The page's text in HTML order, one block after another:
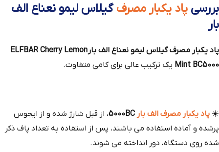
بررسی پاد یکبار مصرفگیلاس لیمو نعناع الف
بار
پاد یکبار مصرف گیلاس لیمو نعناع الف بار ELFBAR Cherry Lemon
Mint BC5000 یک ترکیب عالی برای کامی متفاوت.
☀️ پاد یکبار مصرف الف بار
، از قبل شارژ شده و از ایجوس
پرشده و آماده استفاده می باشند، پس از استفاده به تعداد پاف ذکر
شده روی دستگاه، دور انداخته می شوند.